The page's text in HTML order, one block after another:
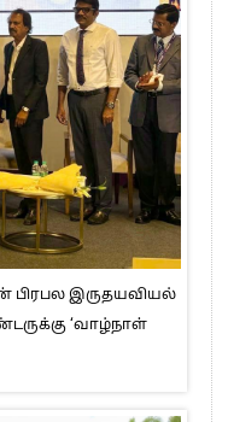
பிரபல இருதயவியல்
‘வாழ்நாள்